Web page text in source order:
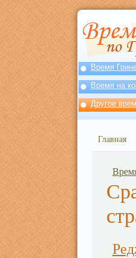
Время
Время на
Другое
Главная